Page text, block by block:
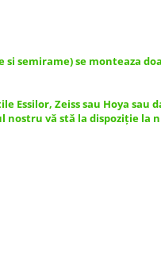
si semirame) se monteaza
Essilor, Zeiss sau Hoya
vă stă la dispoziție la